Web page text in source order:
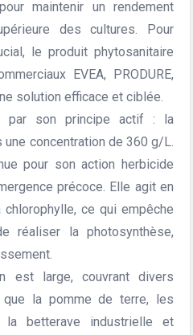
maintenir un rendement
des cultures. Pour
le produit phytosanitaire
EVEA, PRODURE,
solution efficace et ciblée.
par son principe actif : la
une concentration de 360 g/L.
pour son action herbicide
précoce. Elle agit en
ce qui empêche
réaliser la photosynthèse,
est large, couvrant divers
la pomme de terre, les
la betterave industrielle et